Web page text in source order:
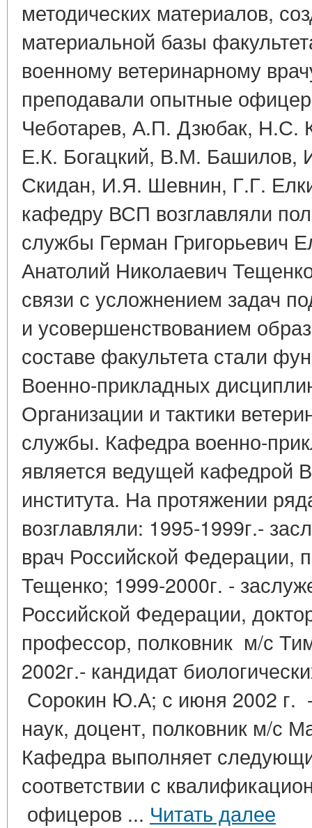
методических материалов,
материальной базы
военному ветеринарному
преподавали опытные
Чеботарев, А.П. Дзюбак, Н.С.
Е.К. Богацкий, В.М.
Скидан, И.Я. Шевнин, Г.Г.
кафедру ВСП возглавляли
службы Герман Григорьевич
Анатолий Николаевич
связи с усложнением задач
и усовершенствованием
составе факультета стали
Военно-прикладных
Организации и тактики
службы. Кафедра военно-
является ведущей кафедрой
института. На протяжении
возглавляли: 1995-1999г.-
врач Российской Федерации,
Тещенко; 1999-2000г. -
Российской Федерации,
профессор, полковник м/с
2002г.- кандидат
Сорокин Ю.А; с июня 2002 г.
наук, доцент, полковник м/
Кафедра выполняет
соответствии с
офицеров ... Читать далее